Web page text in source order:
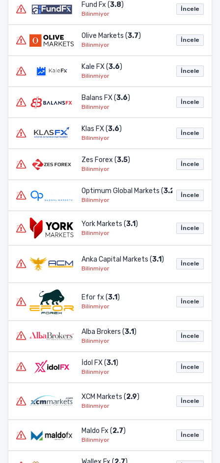
Fund Fx (3.8)
Bilinmiyor
İncele
Olive Markets (3.7)
Bilinmiyor
İncele
Kale FX (3.6)
Bilinmiyor
İncele
Balans FX (3.6)
Bilinmiyor
İncele
Klas FX (3.6)
Bilinmiyor
İncele
Zes Forex (3.5)
Bilinmiyor
İncele
Optimum Global Markets (3.2 )
Bilinmiyor
İncele
York Markets (3.1)
Bilinmiyor
İncele
Anka Capital Markets (3.1)
Bilinmiyor
İncele
Efor fx (3.1)
Bilinmiyor
İncele
Alba Brokers (3.1)
Bilinmiyor
İncele
İdol FX (3.1)
Bilinmiyor
İncele
XCM Markets (2.9)
Bilinmiyor
İncele
Maldo Fx (2.7)
Bilinmiyor
İncele